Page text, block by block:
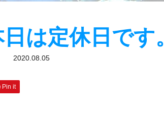
は定休日です。
2020.08.05
Pin it